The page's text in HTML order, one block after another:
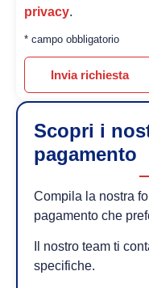
privacy
* campo obbligatorio
Invia richiesta
Scopri i
pagamento
Compila la nostra
pagamento che
Il nostro team ti
specifiche.